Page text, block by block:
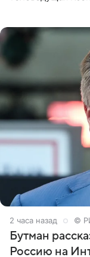
2 часа назад ©
Бутман
Россию на